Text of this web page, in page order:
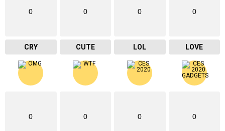
0
CRY
0
CUTE
0
LOL
0
LOVE
0 0 0 0